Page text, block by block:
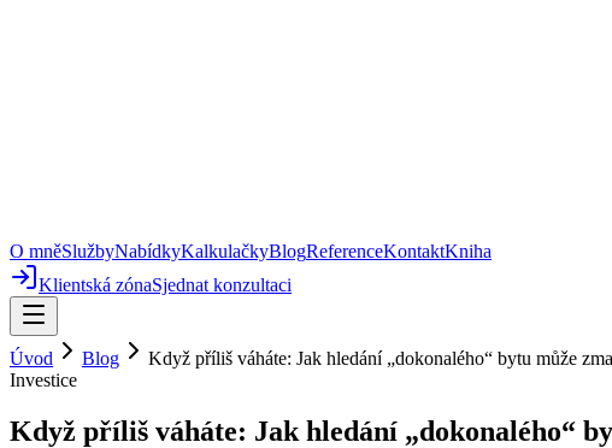
O mněSlužbyNabídkyKalkulačkyBlogReferenceKontaktKniha
Klientská zónaSjednat konzultaci
Úvod Blog
Když příliš váháte: Jak hledání „dokonalého“ bytu může
Investice
Když příliš váháte: Jak hledání „dokonalého“